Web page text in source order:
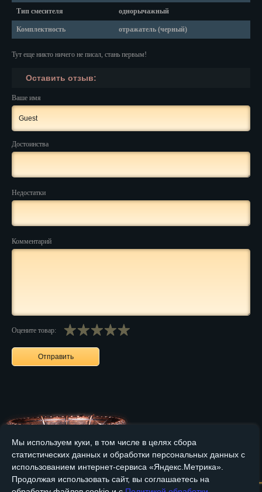
Кызыл
Магас
Майкоп
Мурманск
Набережные Челны
Назрань
Нальчик
Омск
Оренбург
Тип смесителя однорычажный
Комплектность отражатель (черный)
Тут еще никто ничего не писал, стань первым!
Оставить отзыв:
Ваше имя
Достоинства
Недостатки
Комментарий
Оцените товар:
Мы используем куки, в том числе в целях сбора
статистических данных и обработки персональных данных с
использованием интернет-сервиса «Яндекс.Метрика».
Продолжая использовать сайт, вы соглашаетесь на
Главная О компании Медные изделия Бронзовые изделия
Доставка и оплата Контакты